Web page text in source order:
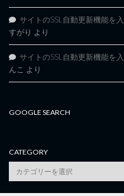
サイトのSSL自動更新機能を
すがり より
サイトのSSL自動更新機能を
んこ より
GOOGLE SEARCH
CATEGORY
category